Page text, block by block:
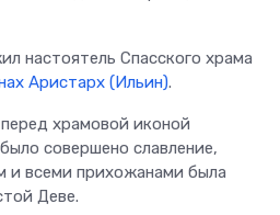
настоятель Спасского храма
Аристарх (Ильин).
храмовой иконой
совершено славление,
и всеми прихожанами была
Деве.